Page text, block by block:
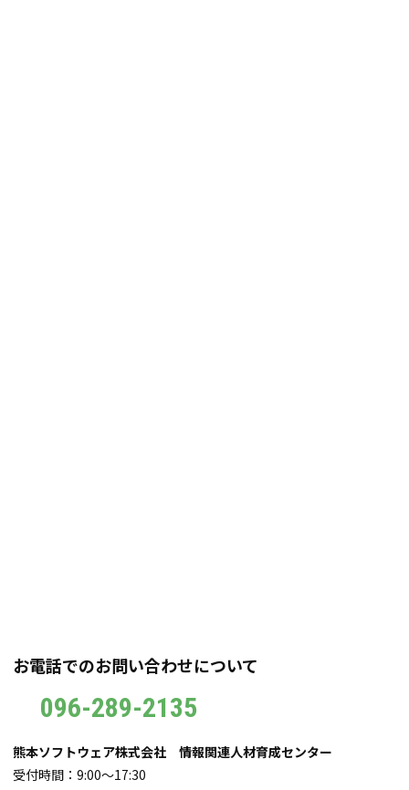
お電話でのお問い合わせについて
096-289-2135
熊本ソフトウェア株式会社 情報関連人材育成センター
受付時間：9:00～17:30